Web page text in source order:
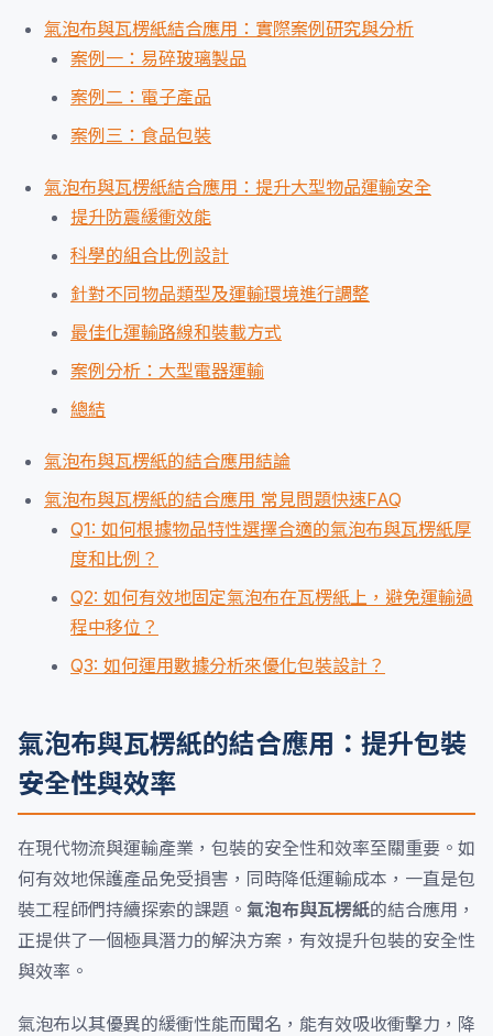
氣泡布與瓦楞紙結合應用：實際案例研究與分析
案例一：易碎玻璃製品
案例二：電子產品
案例三：食品包裝
氣泡布與瓦楞紙結合應用：提升大型物品運輸安全
提升防震緩衝效能
科學的組合比例設計
針對不同物品類型及運輸環境進行調整
最佳化運輸路線和裝載方式
案例分析：大型電器運輸
總結
氣泡布與瓦楞紙的結合應用結論
氣泡布與瓦楞紙的結合應用 常見問題快速FAQ
Q1: 如何根據物品特性選擇合適的氣泡布與瓦楞紙厚
度和比例？
Q2: 如何有效地固定氣泡布在瓦楞紙上，避免運輸過
程中移位？
Q3: 如何運用數據分析來優化包裝設計？
氣泡布與瓦楞紙的結合應用：提升包裝
安全性與效率
在現代物流與運輸產業，包裝的安全性和效率至關重要。如
何有效地保護產品免受損害，同時降低運輸成本，一直是包
裝工程師們持續探索的課題。 氣泡布與瓦楞紙的結合應用，
正提供了一個極具潛力的解決方案，有效提升包裝的安全性
與效率。
氣泡布以其優異的緩衝性能而聞名，能有效吸收衝擊力，降